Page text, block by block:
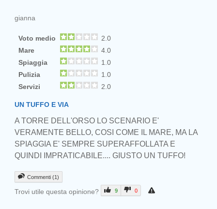
gianna
Voto medio
2.0
Mare
4.0
Spiaggia
1.0
Pulizia
1.0
Servizi
2.0
UN TUFFO E VIA
A TORRE DELL'ORSO LO SCENARIO E'
VERAMENTE BELLO, COSI COME IL MARE, MA LA
SPIAGGIA E' SEMPRE SUPERAFFOLLATA E
QUINDI IMPRATICABILE.... GIUSTO UN TUFFO!
Commenti (1)
Trovi utile questa opinione? 9 0